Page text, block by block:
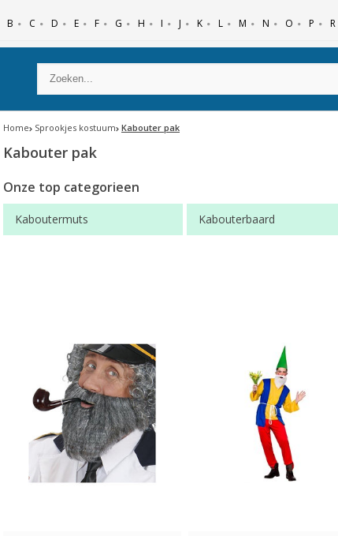
B C D E F G H I J K L M N O P R
Home Sprookjes kostuum Kabouter pak
Kabouter pak
Onze top categorieen
Kaboutermuts Kabouterbaard